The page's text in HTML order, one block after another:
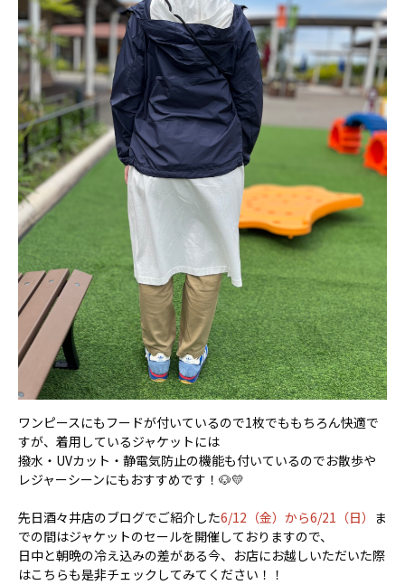
ワンピースにもフードが付いているので1枚でももちろん快適で
すが、着用しているジャケットには
撥水・UVカット・静電気防止の機能も付いているのでお散歩や
レジャーシーンにもおすすめです！🐶💛
先日酒々井店のブログでご紹介した6/12（金）から6/21（日） ま
での間はジャケットのセールを開催しておりますので、
日中と朝晩の冷え込みの差がある今、お店にお越しいただいた際
はこちらも是非チェックしてみてください！！